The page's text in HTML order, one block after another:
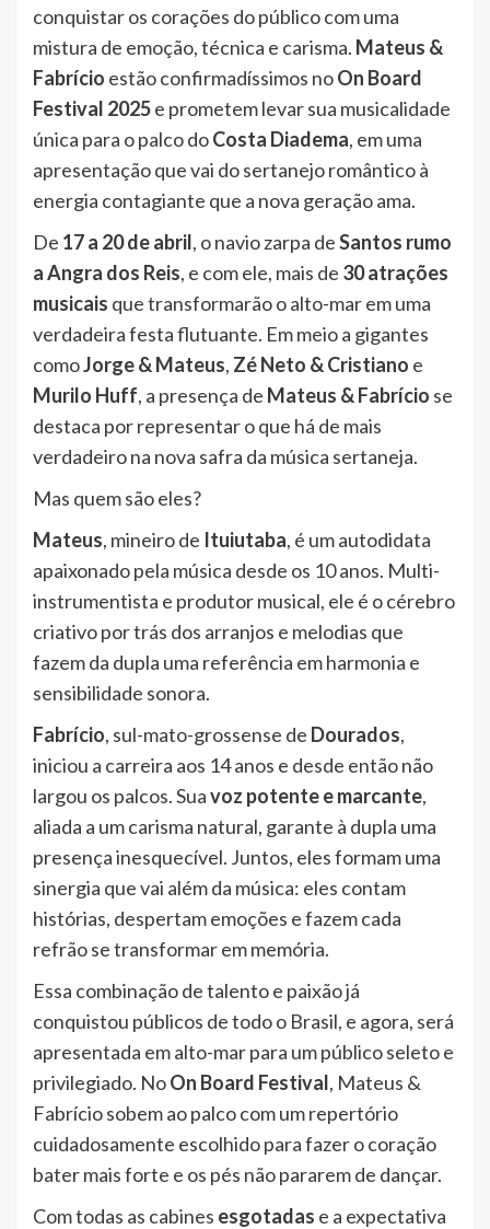
conquistar os corações do público com uma
mistura de emoção, técnica e carisma. Mateus &
Fabrício estão confirmadíssimos noOn Board
Festival 2025e prometem levar sua musicalidade
única para o palco doCosta Diadema, em uma
apresentação que vai do sertanejo romântico à
energia contagiante que a nova geração ama.
De 17 a 20 de abril, o navio zarpa deSantos rumo
a Angra dos Reis, e com ele, mais de 30 atrações
musicais que transformarão o alto-mar em uma
verdadeira festa flutuante. Em meio a gigantes
comoJorge & Mateus, Zé Neto & Cristiano e
Murilo Huff, a presença de Mateus & Fabrício se
destaca por representar o que há de mais
verdadeiro na nova safra da música sertaneja.
Mas quem são eles?
Mateus, mineiro de Ituiutaba, é um autodidata
apaixonado pela música desde os 10 anos. Multi-
instrumentista e produtor musical, ele é o cérebro
criativo por trás dos arranjos e melodias que
fazem da dupla uma referência em harmonia e
sensibilidade sonora.
Fabrício, sul-mato-grossense de Dourados,
iniciou a carreira aos 14 anos e desde então não
largou os palcos. Suavoz potente e marcante,
aliada a um carisma natural, garante à dupla uma
presença inesquecível. Juntos, eles formam uma
sinergia que vai além da música: eles contam
histórias, despertam emoções e fazem cada
refrão se transformar em memória.
Essa combinação de talento e paixão já
conquistou públicos de todo o Brasil, e agora, será
apresentada em alto-mar para um público seleto e
privilegiado. NoOn Board Festival, Mateus &
Fabrício sobem ao palco com um repertório
cuidadosamente escolhido para fazer o coração
bater mais forte e os pés não pararem de dançar.
Com todas as cabines esgotadas e a expectativa